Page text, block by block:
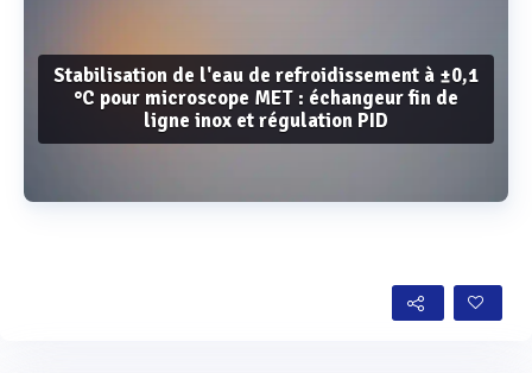
Stabilisation de l'eau de refroidissement à ±0,1
°C pour microscope MET : échangeur fin de
ligne inox et régulation PID